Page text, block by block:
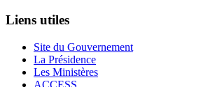
Liens utiles
Site du Gouvernement
La Présidence
Les Ministères
ACCESS